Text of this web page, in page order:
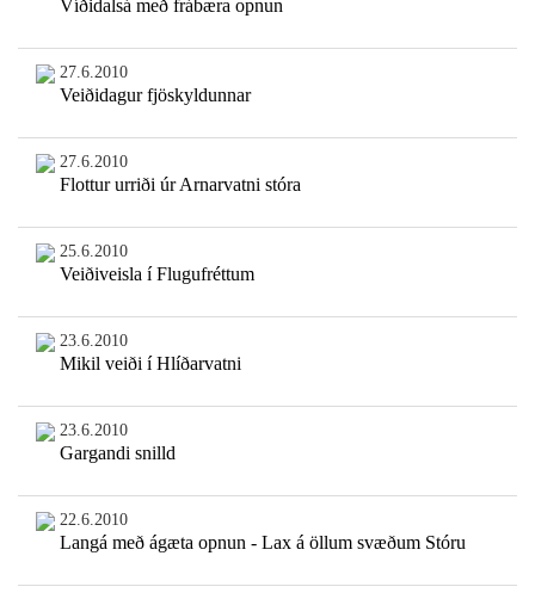
Víðidalsá með frábæra opnun
27.6.2010
Veiðidagur fjöskyldunnar
27.6.2010
Flottur urriði úr Arnarvatni stóra
25.6.2010
Veiðiveisla í Flugufréttum
23.6.2010
Mikil veiði í Hlíðarvatni
23.6.2010
Gargandi snilld
22.6.2010
Langá með ágæta opnun - Lax á öllum svæðum Stóru